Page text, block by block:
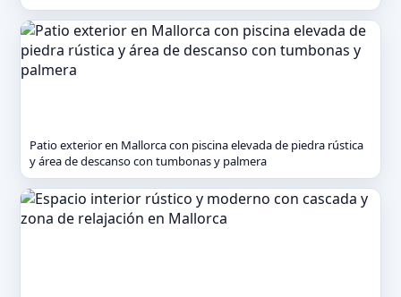
Patio exterior en Mallorca con piscina elevada de piedra rústica
y área de descanso con tumbonas y palmera